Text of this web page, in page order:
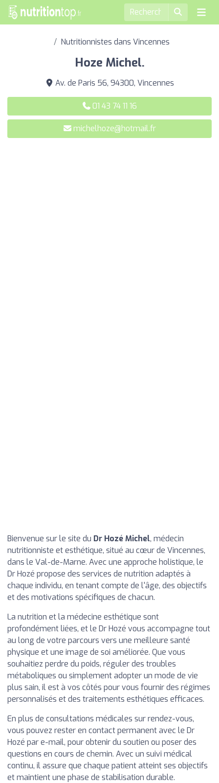
Nutritionnistes dans Vincennes
Hoze Michel.
Av. de Paris 56, 94300, Vincennes
01 43 74 11 16
michelhoze@hotmail.fr
Bienvenue sur le site du Dr Hozé Michel, médecin
nutritionniste et esthétique, situé au cœur de Vincennes,
dans le Val-de-Marne. Avec une approche holistique, le
Dr Hozé propose des services de nutrition adaptés à
chaque individu, en tenant compte de l'âge, des objectifs
et des motivations spécifiques de chacun.
La nutrition et la médecine esthétique sont
profondément liées, et le Dr Hozé vous accompagne tout
au long de votre parcours vers une meilleure santé
physique et une image de soi améliorée. Que vous
souhaitiez perdre du poids, réguler des troubles
métaboliques ou simplement adopter un mode de vie
plus sain, il est à vos côtés pour vous fournir des régimes
personnalisés et des traitements esthétiques efficaces.
En plus de consultations médicales sur rendez-vous,
vous pouvez rester en contact permanent avec le Dr
Hozé par e-mail, pour obtenir du soutien ou poser des
questions en cours de chemin. Avec un suivi médical
continu, il assure que chaque patient atteint ses objectifs
et maintient une phase de stabilisation durable.